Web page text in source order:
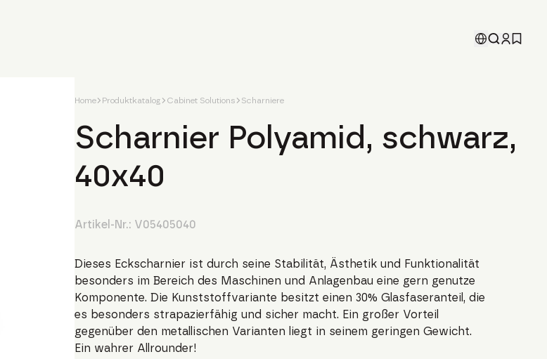
Home Produktkatalog Cabinet Solutions Scharniere
Scharnier Polyamid, schwarz,
40x40
Artikel-Nr.: V05405040
Dieses Eckscharnier ist durch seine Stabilität, Ästhetik und Funktionalität
besonders im Bereich des Maschinen und Anlagenbau eine gern genutze
Komponente. Die Kunststoffvariante besitzt einen 30% Glasfaseranteil, die
es besonders strapazierfähig und sicher macht. Ein großer Vorteil
gegenüber den metallischen Varianten liegt in seinem geringen Gewicht.
Ein wahrer Allrounder!